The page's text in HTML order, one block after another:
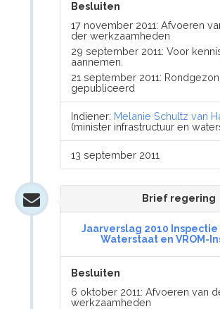
Besluiten
17 november 2011: Afvoeren
der werkzaamheden
29 september 2011: Voor
aannemen.
21 september 2011:
gepubliceerd
Indiener: Melanie Schultz van
(minister infrastructuur en
13 september 2011
Brief regering
Jaarverslag 2010 Inspectie
Waterstaat en VROM-
Besluiten
6 oktober 2011: Afvoeren van
werkzaamheden